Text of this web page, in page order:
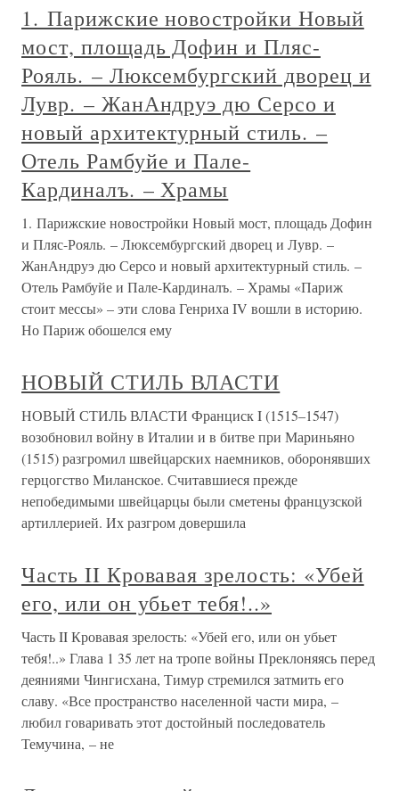
1. Парижские новостройки Новый
мост, площадь Дофин и Пляс-
Рояль. – Люксембургский дворец и
Лувр. – ЖанАндруэ дю Серсо и
новый архитектурный стиль. –
Отель Рамбуйе и Пале-
Кардиналъ. – Храмы
1. Парижские новостройки Новый мост, площадь Дофин
и Пляс-Рояль. – Люксембургский дворец и Лувр. –
ЖанАндруэ дю Серсо и новый архитектурный стиль. –
Отель Рамбуйе и Пале-Кардиналъ. – Храмы «Париж
стоит мессы» – эти слова Генриха IV вошли в историю.
Но Париж обошелся ему
НОВЫЙ СТИЛЬ ВЛАСТИ
НОВЫЙ СТИЛЬ ВЛАСТИ Франциск I (1515–1547)
возобновил войну в Италии и в битве при Мариньяно
(1515) разгромил швейцарских наемников, оборонявших
герцогство Миланское. Считавшиеся прежде
непобедимыми швейцарцы были сметены французской
артиллерией. Их разгром довершила
Часть II Кровавая зрелость: «Убей
его, или он убьет тебя!..»
Часть II Кровавая зрелость: «Убей его, или он убьет
тебя!..» Глава 1 35 лет на тропе войны Преклоняясь перед
деяниями Чингисхана, Тимур стремился затмить его
славу. «Все пространство населенной части мира, –
любил говаривать этот достойный последователь
Темучина, – не